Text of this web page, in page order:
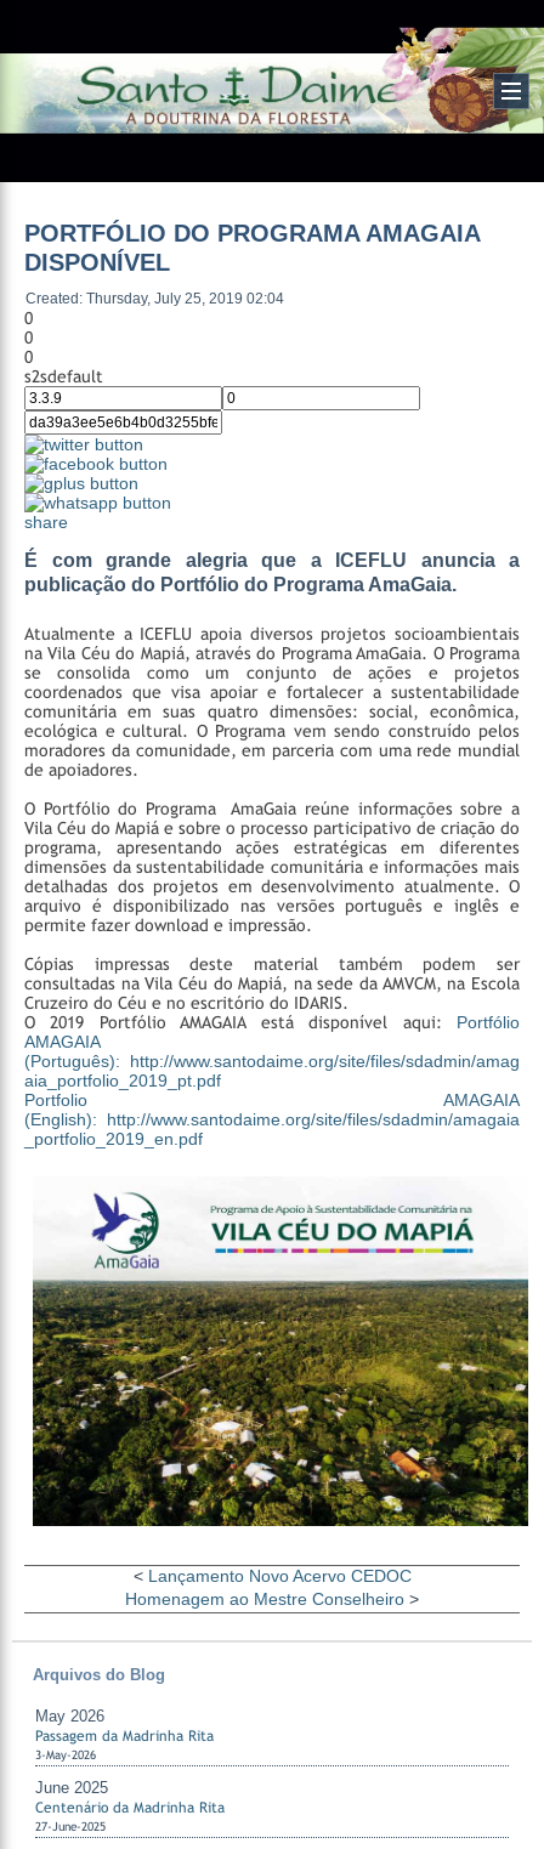
PORTFÓLIO DO PROGRAMA AMAGAIA
DISPONÍVEL
Created: Thursday, July 25, 2019 02:04
0
0
0
s2sdefault
share
É com grande alegria que a ICEFLU anuncia a
publicação do Portfólio do Programa AmaGaia.
Atualmente a ICEFLU apoia diversos projetos socioambientais
na Vila Céu do Mapiá, através do Programa AmaGaia. O Programa
se consolida como um conjunto de ações e projetos
coordenados que visa apoiar e fortalecer a sustentabilidade
comunitária em suas quatro dimensões: social, econômica,
ecológica e cultural. O Programa vem sendo construído pelos
moradores da comunidade, em parceria com uma rede mundial
de apoiadores.
O Portfólio do Programa AmaGaia reúne informações sobre a
Vila Céu do Mapiá e sobre o processo participativo de criação do
programa, apresentando ações estratégicas em diferentes
dimensões da sustentabilidade comunitária e informações mais
detalhadas dos projetos em desenvolvimento atualmente. O
arquivo é disponibilizado nas versões português e inglês e
permite fazer download e impressão.
Cópias impressas deste material também podem ser
consultadas na Vila Céu do Mapiá, na sede da AMVCM, na Escola
Cruzeiro do Céu e no escritório do IDARIS.
O 2019 Portfólio AMAGAIA está disponível aqui:
Portfólio
AMAGAIA
(Português): http://www.santodaime.org/site/files/sdadmin/amag
aia_portfolio_2019_pt.pdf
Portfolio AMAGAIA
(English): http://www.santodaime.org/site/files/sdadmin/amagaia
_portfolio_2019_en.pdf
< Lançamento Novo Acervo CEDOC
Homenagem ao Mestre Conselheiro >
Arquivos do Blog
May 2026
Passagem da Madrinha Rita
3-May-2026
June 2025
Centenário da Madrinha Rita
27-June-2025